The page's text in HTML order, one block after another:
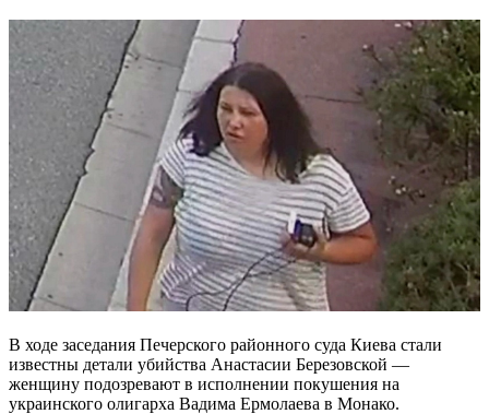
В ходе заседания Печерского районного суда Киева стали
известны детали убийства Анастасии Березовской —
женщину подозревают в исполнении покушения на
украинского олигарха Вадима Ермолаева в Монако.